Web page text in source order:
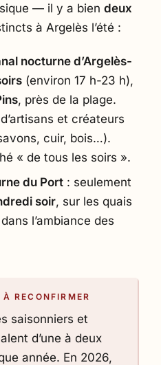
— il y a bien deux
à Argelès l’été :
nocturne d’Argelès-
(environ 17 h-23 h),
, près de la plage.
et créateurs
cuir, bois…).
« de tous les soirs ».
du Port: seulement
soir, sur les quais
l’ambiance des
RECONFIRMER
saisonniers et
d’une à deux
année. En 2026,